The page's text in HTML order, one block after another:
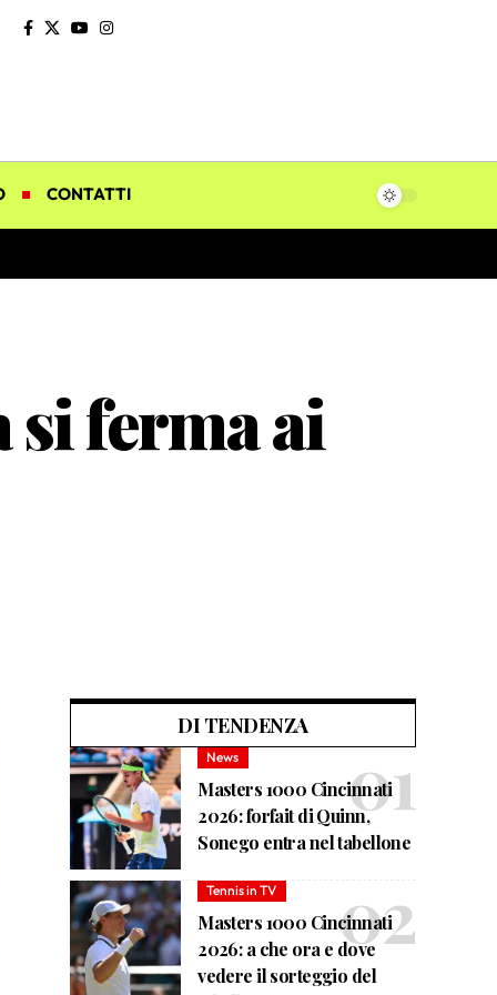
CONTATTI
si ferma ai
DI TENDENZA
News
Masters 1000 Cincinnati
2026: forfait di Quinn,
Sonego entra nel tabellone
Tennis in TV
Masters 1000 Cincinnati
2026: a che ora e dove
vedere il sorteggio del